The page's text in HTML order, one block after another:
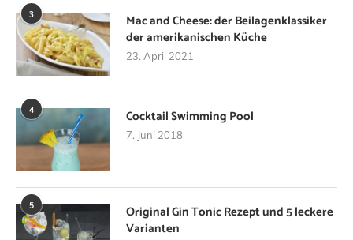
3
Mac and Cheese: der Beilagenklassiker
der amerikanischen Küche
23. April 2021
4 Cocktail Swimming Pool
7. Juni 2018
5
Original Gin Tonic Rezept und 5 leckere
Varianten